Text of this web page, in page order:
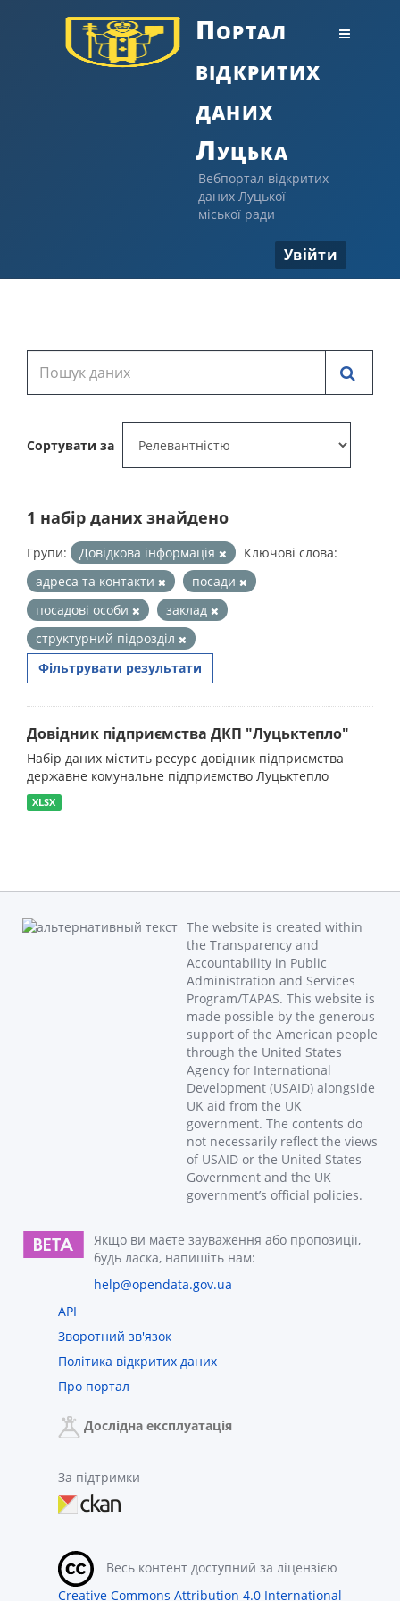
Портал
відкритих
даних
Луцька
Вебпортал відкритих
даних Луцької
міської ради
Увійти
Сортувати за
1 набір даних знайдено
Групи: Довідкова інформація
Ключові слова:
адреса та контакти
посади
посадові особи
заклад
структурний підрозділ
Фільтрувати результати
Довідник підприємства ДКП "Луцьктепло"
Набір даних містить ресурс довідник підприємства
державне комунальне підприємство Луцьктепло
XLSX
The website is created within
the Transparency and
Accountability in Public
Administration and Services
Program/TAPAS. This website is
made possible by the generous
support of the American people
through the United States
Agency for International
Development (USAID) alongside
UK aid from the UK
government. The contents do
not necessarily reflect the views
of USAID or the United States
Government and the UK
government’s official policies.
Якщо ви маєте зауваження або пропозиції,
будь ласка, напишіть нам:
help@opendata.gov.ua
API
Зворотний зв'язок
Політика відкритих даних
Про портал
Дослідна експлуатація
За підтримки
Весь контент доступний за ліцензією
Creative Commons Attribution 4.0 International